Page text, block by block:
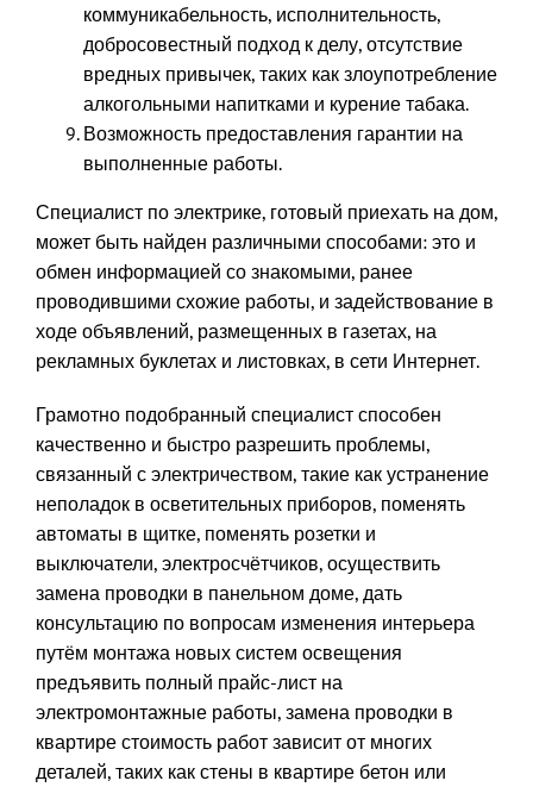
коммуникабельность, исполнительность,
добросовестный подход к делу, отсутствие
вредных привычек, таких как злоупотребление
алкогольными напитками и курение табака.
Возможность предоставления гарантии на
выполненные работы.
Специалист по электрике, готовый приехать на дом,
может быть найден различными способами: это и
обмен информацией со знакомыми, ранее
проводившими схожие работы, и задействование в
ходе объявлений, размещенных в газетах, на
рекламных буклетах и листовках, в сети Интернет.
Грамотно подобранный специалист способен
качественно и быстро разрешить проблемы,
связанный с электричеством, такие как устранение
неполадок в осветительных приборов, поменять
автоматы в щитке, поменять розетки и
выключатели, электросчётчиков, осуществить
замена проводки в панельном доме, дать
консультацию по вопросам изменения интерьера
путём монтажа новых систем освещения
предъявить полный прайс-лист на
электромонтажные работы, замена проводки в
квартире стоимость работ зависит от многих
деталей, таких как стены в квартире бетон или